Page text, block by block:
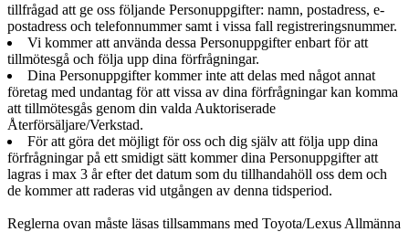
tillfrågad att ge oss följande Personuppgifter: namn, postadress, e-
postadress och telefonnummer samt i vissa fall registreringsnummer.
Vi kommer att använda dessa Personuppgifter enbart för att
tillmötesgå och följa upp dina förfrågningar.
Dina Personuppgifter kommer inte att delas med något annat
företag med undantag för att vissa av dina förfrågningar kan komma
att tillmötesgås genom din valda Auktoriserade
Återförsäljare/Verkstad.
För att göra det möjligt för oss och dig själv att följa upp dina
förfrågningar på ett smidigt sätt kommer dina Personuppgifter att
lagras i max 3 år efter det datum som du tillhandahöll oss dem och
de kommer att raderas vid utgången av denna tidsperiod.
Reglerna ovan måste läsas tillsammans med Toyota/Lexus Allmänna